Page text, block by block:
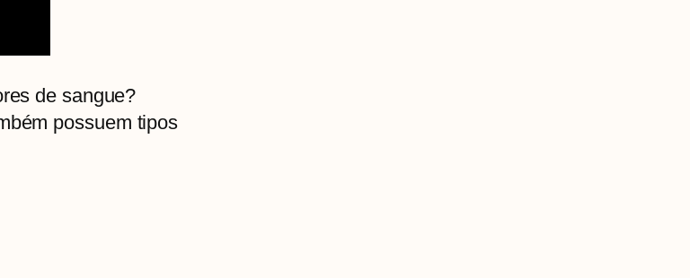
de sangue?
possuem tipos